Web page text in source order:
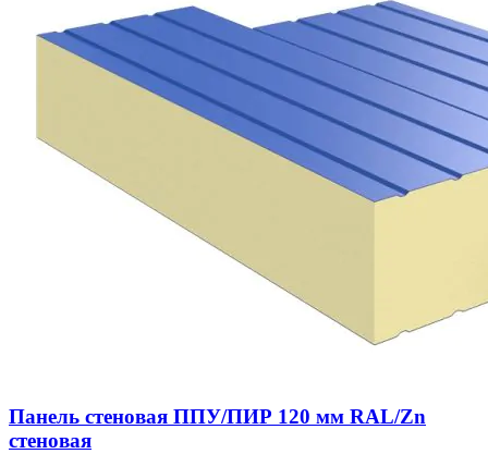
Панель стеновая ППУ/ПИР 120 мм RAL/Zn
стеновая